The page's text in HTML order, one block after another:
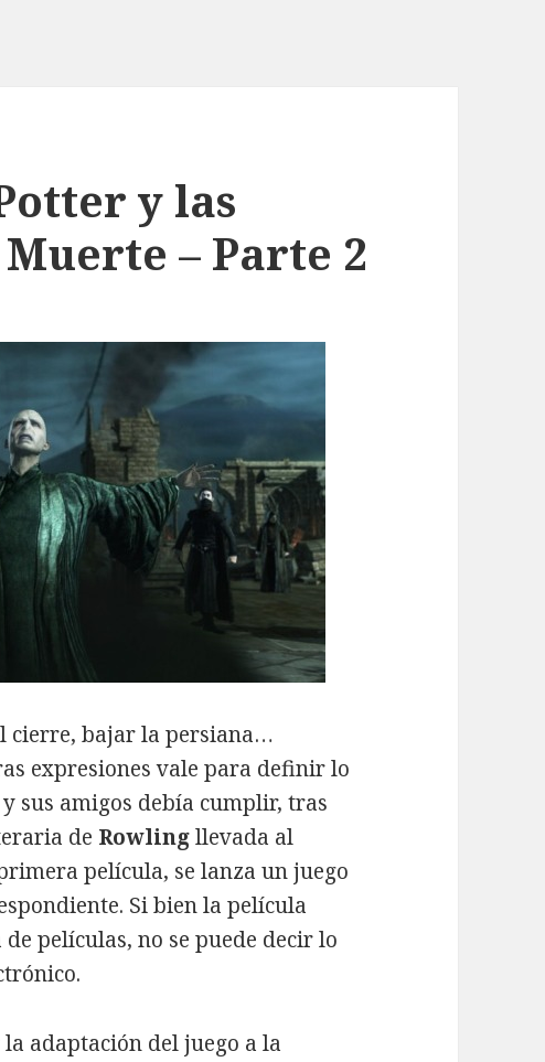
y las
– Parte 2
cierre, bajar la persiana…
expresiones vale para definir lo
y sus amigos debía cumplir, tras
de Rowlingllevada al
película, se lanza un juego
Si bien la película
películas, no se puede decir lo
adaptación del juego a la